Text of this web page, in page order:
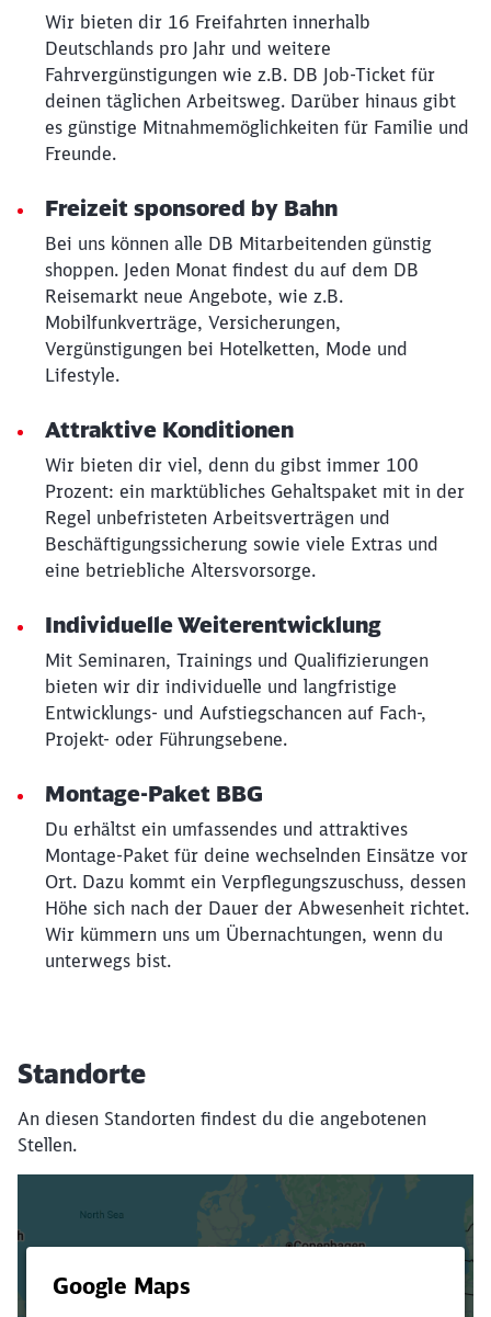
Wir bieten dir 16 Freifahrten innerhalb
Deutschlands pro Jahr und weitere
Fahrvergünstigungen wie z.B. DB Job-Ticket für
deinen täglichen Arbeitsweg. Darüber hinaus gibt
es günstige Mitnahmemöglichkeiten für Familie und
Freunde.
Freizeit sponsored by Bahn
Bei uns können alle DB Mitarbeitenden günstig
shoppen. Jeden Monat findest du auf dem DB
Reisemarkt neue Angebote, wie z.B.
Mobilfunkverträge, Versicherungen,
Vergünstigungen bei Hotelketten, Mode und
Lifestyle.
Attraktive Konditionen
Wir bieten dir viel, denn du gibst immer 100
Prozent: ein marktübliches Gehaltspaket mit in der
Regel unbefristeten Arbeitsverträgen und
Beschäftigungssicherung sowie viele Extras und
eine betriebliche Altersvorsorge.
Individuelle Weiterentwicklung
Mit Seminaren, Trainings und Qualifizierungen
bieten wir dir individuelle und langfristige
Entwicklungs- und Aufstiegschancen auf Fach-,
Projekt- oder Führungsebene.
Montage-Paket BBG
Du erhältst ein umfassendes und attraktives
Montage-Paket für deine wechselnden Einsätze vor
Ort. Dazu kommt ein Verpflegungszuschuss, dessen
Höhe sich nach der Dauer der Abwesenheit richtet.
Wir kümmern uns um Übernachtungen, wenn du
unterwegs bist.
Standorte
An diesen Standorten findest du die angebotenen
Stellen.
Schließen
Möchten Sie zuweitergeleitet
werden?